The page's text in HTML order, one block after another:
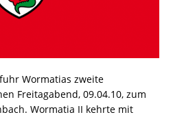
Wormatias zweite
Freitagabend, 09.04.10, zum
Wormatia II kehrte mit